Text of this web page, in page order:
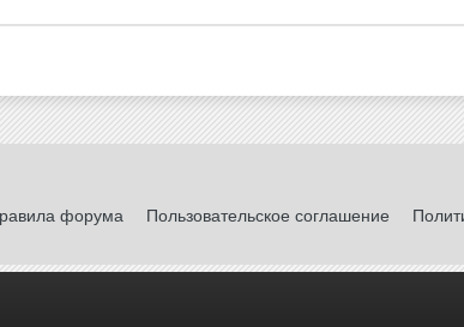
форума Пользовательское соглашение